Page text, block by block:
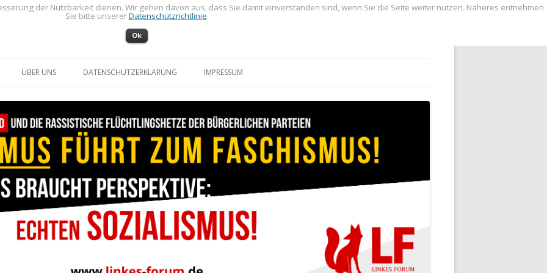
ÜBER UNS DATENSCHUTZERKLÄRUNG IMPRESSUM
der Nutzbarkeit dienen. Wir gehen davon aus, dass Sie damit einverstanden sind, wenn Sie die Seite weiter nutzen. Näheres entnehmen
Sie bitte unsererDatenschutzrichtlinie.
Ok